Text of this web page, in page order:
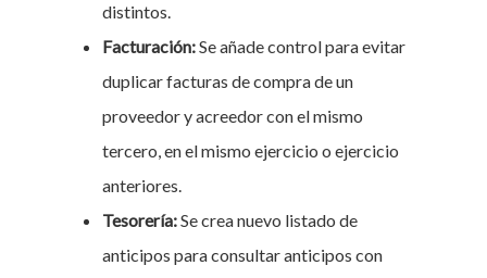
distintos.
Facturación:Se añade control para evitar
duplicar facturas de compra de un
proveedor y acreedor con el mismo
tercero, en el mismo ejercicio o ejercicio
anteriores.
Tesorería:Se crea nuevo listado de
anticipos para consultar anticipos con